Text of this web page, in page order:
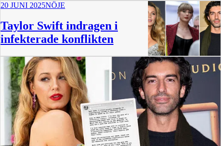
20 JUNI 2025NÖJE
Taylor Swift indragen i
infekterade konflikten